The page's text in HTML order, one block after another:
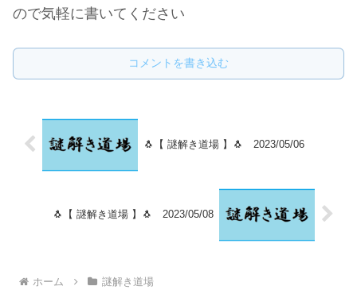
ので気軽に書いてください
コメントを書き込む
🐧【 謎解き道場 】🐧 2023/05/06
🐧【 謎解き道場 】🐧 2023/05/08
ホーム 謎解き道場